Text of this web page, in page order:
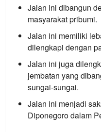
Jalan ini dibangun
masyarakat pribumi.
Jalan ini memiliki
dilengkapi dengan
Jalan ini juga
jembatan yang
sungai-sungai.
Jalan ini menjadi
Diponegoro dalam